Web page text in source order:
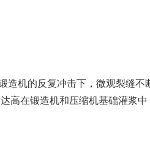
机的反复冲击下，微观裂缝
高在锻造机和压缩机基础灌浆